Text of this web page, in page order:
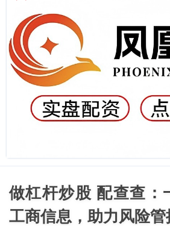
做杠杆炒股 配查查：
工商信息，助力风险管